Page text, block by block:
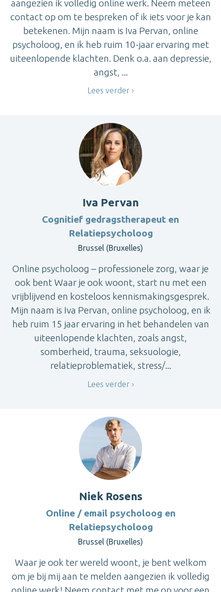
aangezien ik volledig online werk. Neem meteen
contact op om te bespreken of ik iets voor je kan
betekenen. Mijn naam is Iva Pervan, online
psycholoog, en ik heb ruim 10-jaar ervaring met
uiteenlopende klachten. Denk o.a. aan depressie,
angst, ...
Lees verder
Iva Pervan
Cognitief gedragstherapeut en
Relatiepsycholoog
Brussel (Bruxelles)
Online psycholoog – professionele zorg, waar je
ook bent Waar je ook woont, start nu met een
vrijblijvend en kosteloos kennismakingsgesprek.
Mijn naam is Iva Pervan, online psycholoog, en ik
heb ruim 15 jaar ervaring in het behandelen van
uiteenlopende klachten, zoals angst,
somberheid, trauma, seksuologie,
relatieproblematiek, stress/...
Lees verder
Niek Rosens
Online / email psycholoog en
Relatiepsycholoog
Brussel (Bruxelles)
Waar je ook ter wereld woont, je bent welkom
om je bij mij aan te melden aangezien ik volledig